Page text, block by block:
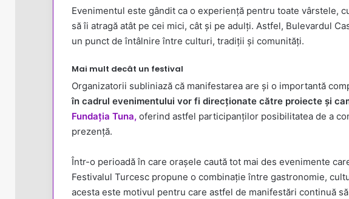
Evenimentul este gândit ca o experiență pentru toate vârstele,
să îi atragă atât pe cei mici, cât și pe adulți. Astfel, Bulevardul
un punct de întâlnire între culturi, tradiții și comunități.
Mai mult decât un festival
Organizatorii subliniază că manifestarea are și o importantă
în cadrul evenimentului vor fi direcționate către proiecte și
Fundația Tuna, oferind astfel participanților posibilitatea de a
prezență.
Într-o perioadă în care orașele caută tot mai des evenimente
Festivalul Turcesc propune o combinație între gastronomie,
acesta este motivul pentru care astfel de manifestări continuă